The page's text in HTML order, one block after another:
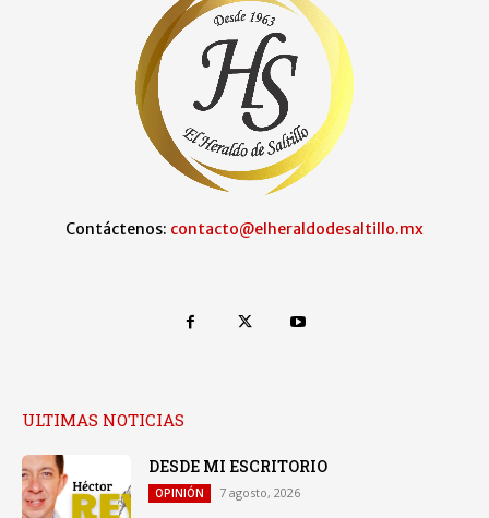
Contáctenos: contacto@elheraldodesaltillo.mx
ULTIMAS NOTICIAS
DESDE MI ESCRITORIO
OPINIÓN 7 agosto, 2026